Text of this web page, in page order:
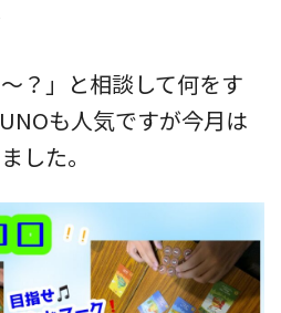
？」と相談して何をす
も人気ですが今月は
した。